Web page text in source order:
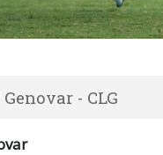
- CLG